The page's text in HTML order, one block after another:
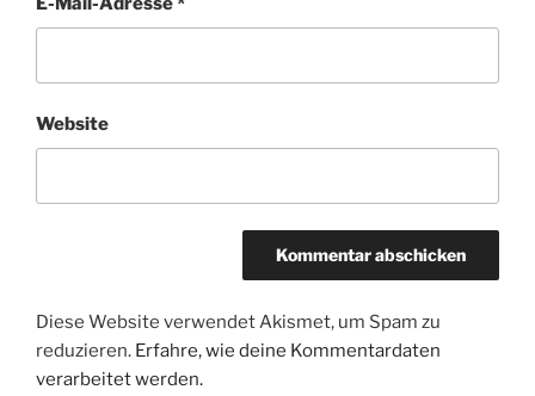
Website
Diese Website verwendet Akismet, um Spam zu
reduzieren. Erfahre, wie deine Kommentardaten
verarbeitet werden.